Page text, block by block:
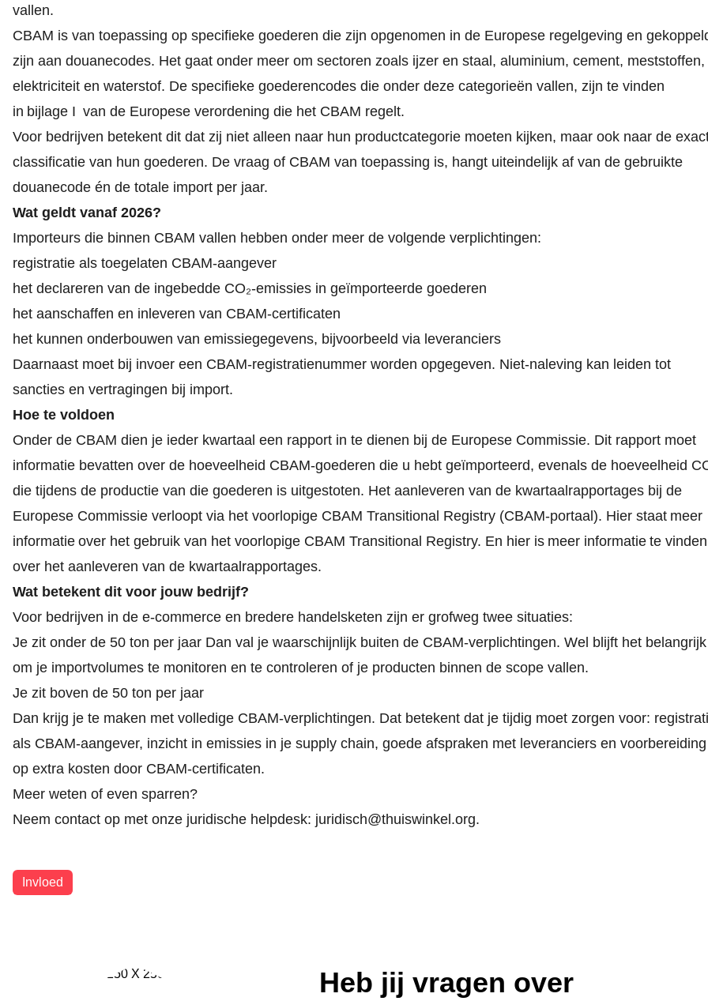
vallen.
CBAM is van toepassing op specifieke goederen die zijn opgenomen in de Europese regelgeving en
zijn aan douanecodes. Het gaat onder meer om sectoren zoals ijzer en staal, aluminium, cement, meststoffen,
elektriciteit en waterstof. De specifieke goederencodes die onder deze categorieën vallen, zijn te vinden
in bijlage I van de Europese verordening die het CBAM regelt.
Voor bedrijven betekent dit dat zij niet alleen naar hun productcategorie moeten kijken, maar ook naar de
classificatie van hun goederen. De vraag of CBAM van toepassing is, hangt uiteindelijk af van de gebruikte
douanecode én de totale import per jaar.
Wat geldt vanaf 2026?
Importeurs die binnen CBAM vallen hebben onder meer de volgende verplichtingen:
registratie als toegelaten CBAM‑aangever
het declareren van de ingebedde CO₂‑emissies in geïmporteerde goederen
het aanschaffen en inleveren van CBAM‑certificaten
het kunnen onderbouwen van emissiegegevens, bijvoorbeeld via leveranciers
Daarnaast moet bij invoer een CBAM‑registratienummer worden opgegeven. Niet‑naleving kan leiden tot
sancties en vertragingen bij import.
Hoe te voldoen
Onder de CBAM dien je ieder kwartaal een rapport in te dienen bij de Europese Commissie. Dit rapport moet
informatie bevatten over de hoeveelheid CBAM-goederen die u hebt geïmporteerd, evenals de hoeveelheid
die tijdens de productie van die goederen is uitgestoten. Het aanleveren van de kwartaalrapportages bij de
Europese Commissie verloopt via het voorlopige CBAM Transitional Registry (CBAM-portaal). Hier staat meer
informatie over het gebruik van het voorlopige CBAM Transitional Registry. En hier is meer informatie te vinden
over het aanleveren van de kwartaalrapportages.
Wat betekent dit voor jouw bedrijf?
Voor bedrijven in de e‑commerce en bredere handelsketen zijn er grofweg twee situaties:
Je zit onder de 50 ton per jaar Dan val je waarschijnlijk buiten de CBAM‑verplichtingen. Wel blijft het belangrijk
om je importvolumes te monitoren en te controleren of je producten binnen de scope vallen.
Je zit boven de 50 ton per jaar
Dan krijg je te maken met volledige CBAM‑verplichtingen. Dat betekent dat je tijdig moet zorgen voor:
als CBAM‑aangever, inzicht in emissies in je supply chain, goede afspraken met leveranciers en voorbereiding
op extra kosten door CBAM‑certificaten.
Meer weten of even sparren?
Neem contact op met onze juridische helpdesk: juridisch@thuiswinkel.org.
Onderwerpen
Invloed
Heb jij vragen over